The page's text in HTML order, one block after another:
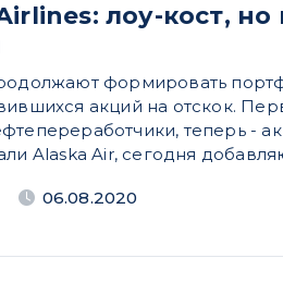
лоу-кост, но
формировать
акций на отскок.
теперь -
Alaska Air, сегодня
06.08.2020